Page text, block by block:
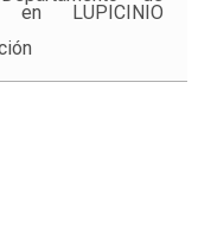
en LUPICINIO